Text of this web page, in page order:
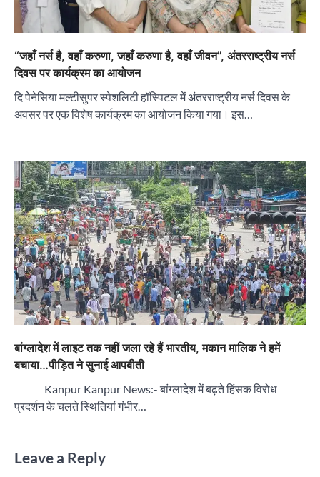
“जहाँ नर्स है, वहाँ करुणा, जहाँ करुणा है, वहाँ जीवन”, अंतरराष्ट्रीय नर्स
दिवस पर कार्यक्रम का आयोजन
दि पेनेसिया मल्टीसुपर स्पेशलिटी हॉस्पिटल में अंतरराष्ट्रीय नर्स दिवस के
अवसर पर एक विशेष कार्यक्रम का आयोजन किया गया। इस…
बांग्लादेश में लाइट तक नहीं जला रहे हैं भारतीय, मकान मालिक ने हमें
बचाया…पीड़ित ने सुनाई आपबीती
Kanpur Kanpur News:- बांग्लादेश में बढ़ते हिंसक विरोध
प्रदर्शन के चलते स्थितियां गंभीर…
Leave a Reply